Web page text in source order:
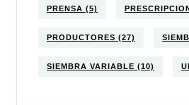
PRENSA (5)
PRODUCTORES (27)
SIEMBRA VARIABLE (10)